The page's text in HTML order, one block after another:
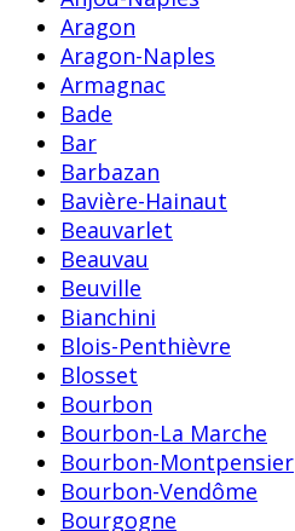
Aragon
Aragon-Naples
Armagnac
Bade
Bar
Barbazan
Bavière-Hainaut
Beauvarlet
Beauvau
Beuville
Bianchini
Blois-Penthièvre
Blosset
Bourbon
Bourbon-La Marche
Bourbon-Montpensier
Bourbon-Vendôme
Bourgogne